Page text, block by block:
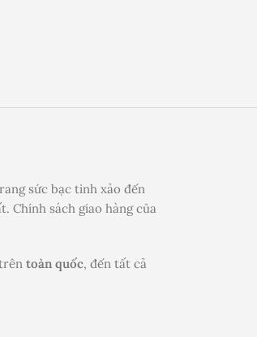
sức bạc tinh xảo đến
Chính sách giao hàng của
toàn quốc, đến tất cả